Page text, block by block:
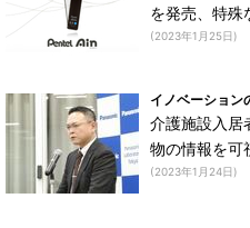
を発売、特殊
(2023年1月25日)
イノベーション
介護施設入
物の情報を可
(2023年1月24日)